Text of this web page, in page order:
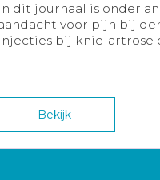
In dit journaal is onder
voor pijn bij
bij knie-artrose
Bekijk